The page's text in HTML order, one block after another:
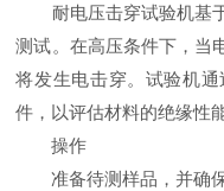
耐电压击穿试验机基于
测试。在高压条件下，当
将发生电击穿。试验机
件，以评估材料的绝缘性能
操作
准备待测样品，并确保